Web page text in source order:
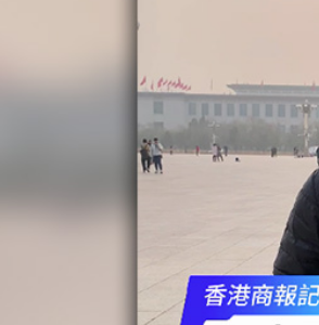
吳可畏：用「五字訣」與「三
有片丨迪麗熱巴跟星爺學粵語